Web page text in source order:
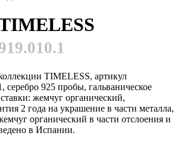
TIMELESS, артикул
серебро 925 пробы, гальваническое
жемчуг органический,
2 года на украшение в части металла,
органический в части отслоения и
в Испании.